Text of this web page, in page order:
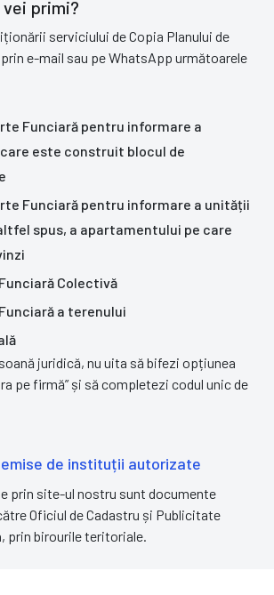
vei primi?
serviciului de Copia Planului de
e-mail sau pe WhatsApp următoarele
Funciară pentru informare a
este construit blocul de
Funciară pentru informare a unității
spus, a apartamentului pe care
Colectivă
a terenului
juridică, nu uita să bifezi opțiunea
pe firmă” și să completezi codul unic de
de instituții autorizate
prin site-ul nostru sunt documente
Oficiul de Cadastru și Publicitate
prin birourile teritoriale.